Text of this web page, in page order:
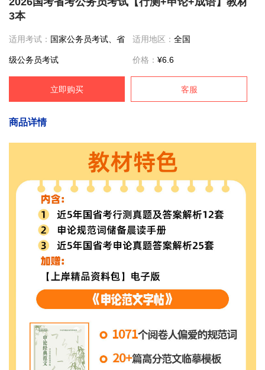
3本
适用考试： 国家公务员考试、省
级公务员考试
适用地区： 全国
价格： ¥6.6
立即购买 客服
商品详情